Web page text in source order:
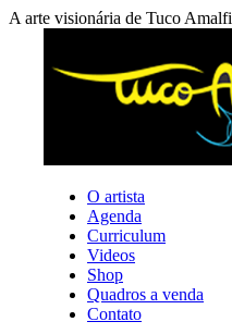
A arte visionária de Tuco Amalfi
O artista
Agenda
Curriculum
Videos
Shop
Quadros a venda
Contato